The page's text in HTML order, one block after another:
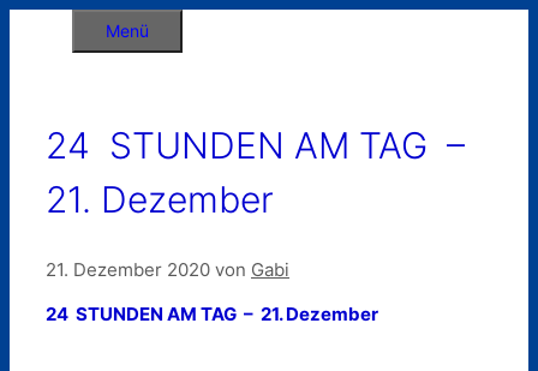
Menü
24 STUNDEN AM TAG –
21. Dezember
21. Dezember 2020 von Gabi
24 STUNDEN AM TAG – 21. Dezember